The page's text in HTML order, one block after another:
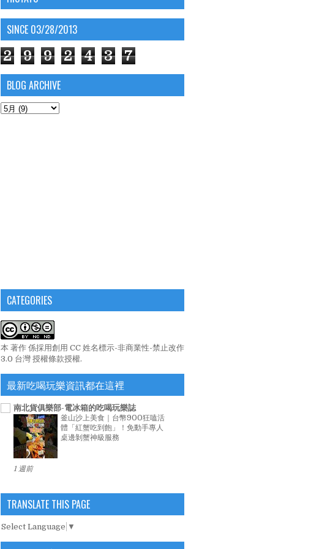
SINCE 03/28/2013
2 9 9 2 4 3 7
BLOG ARCHIVE
CATEGORIES
本 著作 係採用創用 CC 姓名標示-非商業性-禁止改作
3.0 台灣 授權條款授權.
最新吃喝玩樂資訊都在這裡
南北貨俱樂部-電冰箱的吃喝玩樂誌
釜山沙上美食｜台幣900狂嗑活
體「紅蟹吃到飽」！免動手專人
桌邊剝蟹神級服務
1 週前
TRANSLATE THIS PAGE
Select Language ▼